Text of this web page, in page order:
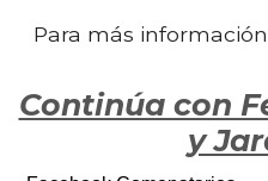
Para más
Continúa con
y